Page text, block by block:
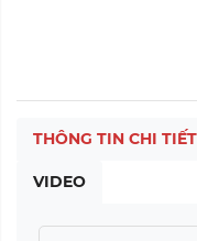
THÔNG TIN CHI TIẾT
VIDEO